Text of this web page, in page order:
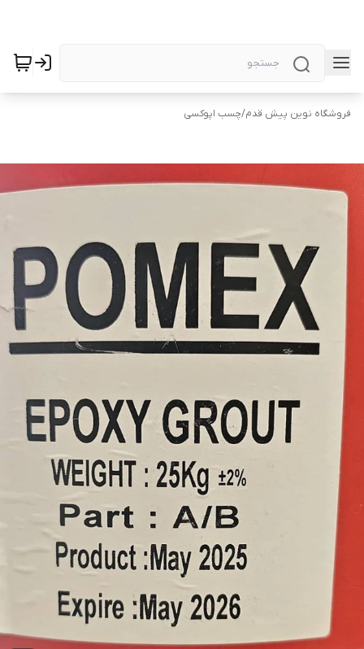
فروشگاه نوین پیش قدم/چسب اپوکسی